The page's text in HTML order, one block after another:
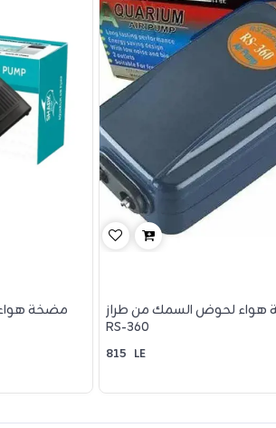
مضخة
لحوض السمك من طراز
RS-360
815 LE